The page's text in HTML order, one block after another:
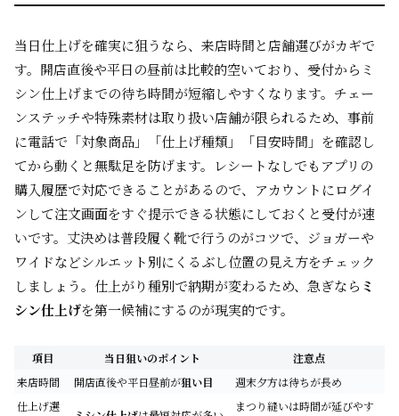
当日仕上げを確実に狙うなら、来店時間と店舗選びがカギで
す。開店直後や平日の昼前は比較的空いており、受付からミ
シン仕上げまでの待ち時間が短縮しやすくなります。チェー
ンステッチや特殊素材は取り扱い店舗が限られるため、事前
に電話で「対象商品」「仕上げ種類」「目安時間」を確認し
てから動くと無駄足を防げます。レシートなしでもアプリの
購入履歴で対応できることがあるので、アカウントにログイ
ンして注文画面をすぐ提示できる状態にしておくと受付が速
いです。丈決めは普段履く靴で行うのがコツで、ジョガーや
ワイドなどシルエット別にくるぶし位置の見え方をチェック
しましょう。仕上がり種別で納期が変わるため、急ぎなら ミ
シン仕上げを第一候補にするのが現実的です。
項目 当日狙いのポイント
注意点
来店時間
開店直後や平日昼前が狙い目
週末夕方は待ちが長め
仕上げ選
まつり縫いは時間が延びやす